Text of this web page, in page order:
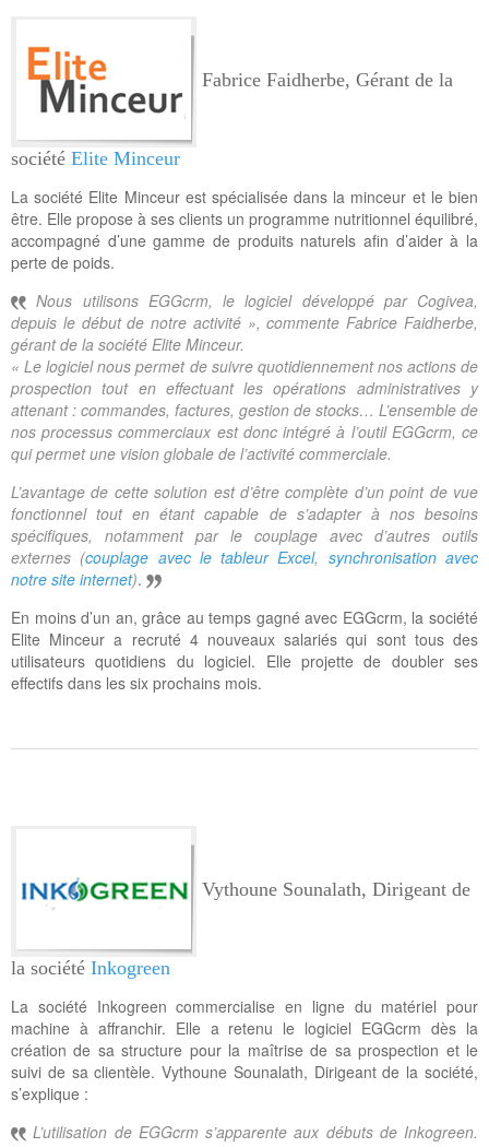
Fabrice Faidherbe, Gérant de la
société Elite Minceur
La société Elite Minceur est spécialisée dans la minceur et le bien
être. Elle propose à ses clients un programme nutritionnel équilibré,
accompagné d’une gamme de produits naturels afin d’aider à la
perte de poids.
Nous utilisons EGGcrm, le logiciel développé par Cogivea,
depuis le début de notre activité », commente Fabrice Faidherbe,
gérant de la société Elite Minceur.
« Le logiciel nous permet de suivre quotidiennement nos actions de
prospection tout en effectuant les opérations administratives y
attenant : commandes, factures, gestion de stocks… L’ensemble de
nos processus commerciaux est donc intégré à l’outil EGGcrm, ce
qui permet une vision globale de l’activité commerciale.
L’avantage de cette solution est d’être complète d’un point de vue
fonctionnel tout en étant capable de s’adapter à nos besoins
spécifiques, notamment par le couplage avec d’autres outils
externes (couplage avec le tableur Excel, synchronisation avec
notre site internet).
En moins d’un an, grâce au temps gagné avec EGGcrm, la société
Elite Minceur a recruté 4 nouveaux salariés qui sont tous des
utilisateurs quotidiens du logiciel. Elle projette de doubler ses
effectifs dans les six prochains mois.
Vythoune Sounalath, Dirigeant de
la société Inkogreen
La société Inkogreen commercialise en ligne du matériel pour
machine à affranchir. Elle a retenu le logiciel EGGcrm dès la
création de sa structure pour la maîtrise de sa prospection et le
suivi de sa clientèle. Vythoune Sounalath, Dirigeant de la société,
s’explique :
L’utilisation de EGGcrm s’apparente aux débuts de Inkogreen.